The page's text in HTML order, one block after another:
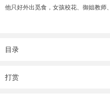
他只好外出觅食，女孩校花、御姐教
目录
打赏